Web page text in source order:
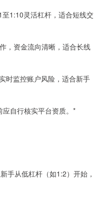
1:10灵活杠杆，适合短线交
，资金流向清晰，适合长线
时监控账户风险，适合新手
自行核实平台资质。*
手从低杠杆（如1:2）开始，